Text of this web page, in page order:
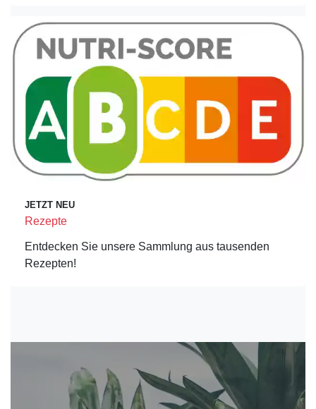
JETZT NEU
Rezepte
Entdecken Sie unsere Sammlung aus tausenden
Rezepten!